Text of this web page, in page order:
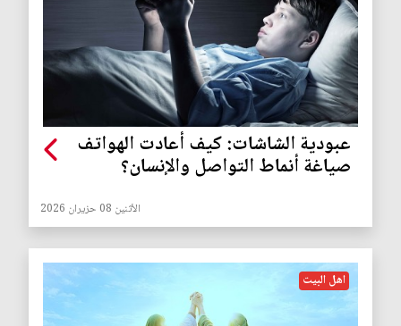
عبودية الشاشات: كيف أعادت الهواتف
صياغة أنماط التواصل والإنسان؟
الأثنين 08 حزيران 2026
اهل البيت